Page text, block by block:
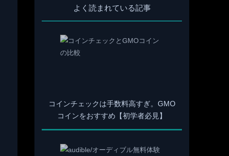
よく読まれている記事
コインチェックは手数料高すぎ。GMO
コインをおすすめ【初学者必見】